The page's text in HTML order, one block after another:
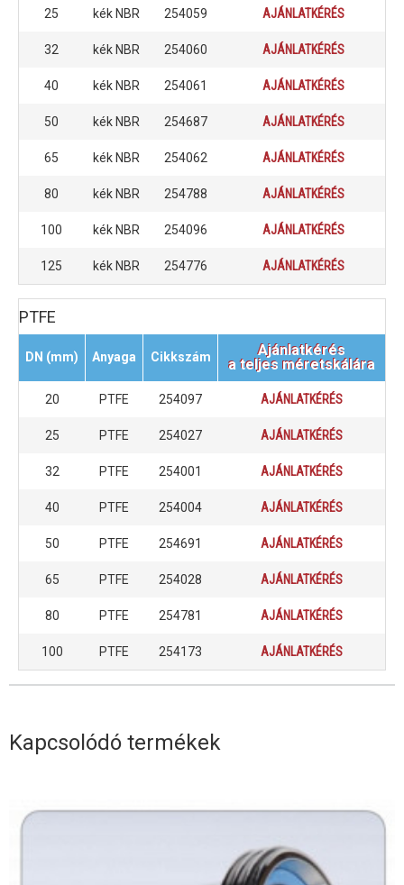
25 kék NBR 254059 AJÁNLATKÉRÉS
32 kék NBR 254060 AJÁNLATKÉRÉS
40 kék NBR 254061 AJÁNLATKÉRÉS
50 kék NBR 254687 AJÁNLATKÉRÉS
65 kék NBR 254062 AJÁNLATKÉRÉS
80 kék NBR 254788 AJÁNLATKÉRÉS
100 kék NBR 254096 AJÁNLATKÉRÉS
125 kék NBR 254776 AJÁNLATKÉRÉS
PTFE
DN (mm) Anyaga Cikkszám
Ajánlatkérés
a teljes méretskálára
20 PTFE 254097 AJÁNLATKÉRÉS
25 PTFE 254027 AJÁNLATKÉRÉS
32 PTFE 254001 AJÁNLATKÉRÉS
40 PTFE 254004 AJÁNLATKÉRÉS
50 PTFE 254691 AJÁNLATKÉRÉS
65 PTFE 254028 AJÁNLATKÉRÉS
80 PTFE 254781 AJÁNLATKÉRÉS
100 PTFE 254173 AJÁNLATKÉRÉS
Kapcsolódó termékek